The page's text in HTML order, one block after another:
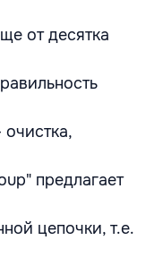
от десятка
предлагает
цепочки, т.е.